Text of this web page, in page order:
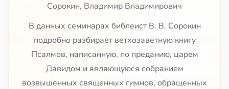
Сорокин, Владимир Владимирович
В данных семинарах библеист В. В. Сорокин
подробно разбирает ветхозаветную книгу
Псалмов, написанную, по преданию, царем
Давидом и являющуюся собранием
возвышенных священных гимнов, обращенных